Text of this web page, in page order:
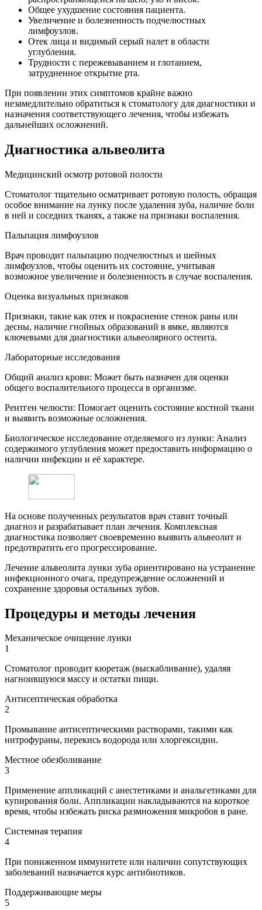
Общее ухудшение состояния пациента.
Увеличение и болезненность подчелюстных
лимфоузлов.
Отек лица и видимый серый налет в области
углубления.
Трудности с пережевыванием и глотанием,
затрудненное открытие рта.
При появлении этих симптомов крайне важно
незамедлительно обратиться к стоматологу для диагностики и
назначения соответствующего лечения, чтобы избежать
дальнейших осложнений.
Диагностика альвеолита
Медицинский осмотр ротовой полости
Стоматолог тщательно осматривает ротовую полость, обращая
особое внимание на лунку после удаления зуба, наличие боли
в ней и соседних тканях, а также на признаки воспаления.
Пальпация лимфоузлов
Врач проводит пальпацию подчелюстных и шейных
лимфоузлов, чтобы оценить их состояние, учитывая
возможное увеличение и болезненность в случае воспаления.
Оценка визуальных признаков
Признаки, такие как отек и покраснение стенок раны или
десны, наличие гнойных образований в ямке, являются
ключевыми для диагностики альвеолярного остеита.
Лабораторные исследования
Общий анализ крови: Может быть назначен для оценки
общего воспалительного процесса в организме.
Рентген челюсти: Помогает оценить состояние костной ткани
и выявить возможные осложнения.
Биологическое исследование отделяемого из лунки: Анализ
содержимого углубления может предоставить информацию о
наличии инфекции и её характере.
На основе полученных результатов врач ставит точный
диагноз и разрабатывает план лечения. Комплексная
диагностика позволяет своевременно выявить альвеолит и
предотвратить его прогрессирование.
Лечение альвеолита лунки зуба ориентировано на устранение
инфекционного очага, предупреждение осложнений и
сохранение здоровья остальных зубов.
Процедуры и методы лечения
Механическое очищение лунки
1
Стоматолог проводит кюретаж (выскабливание), удаляя
нагноившуюся массу и остатки пищи.
Антисептическая обработка
2
Промывание антисептическими растворами, такими как
нитрофураны, перекись водорода или хлоргексидин.
Местное обезболивание
3
Применение аппликаций с анестетиками и анальгетиками для
купирования боли. Аппликации накладываются на короткое
время, чтобы избежать риска размножения микробов в ране.
Системная терапия
4
При пониженном иммунитете или наличии сопутствующих
заболеваний назначается курс антибиотиков.
Поддерживающие меры
5